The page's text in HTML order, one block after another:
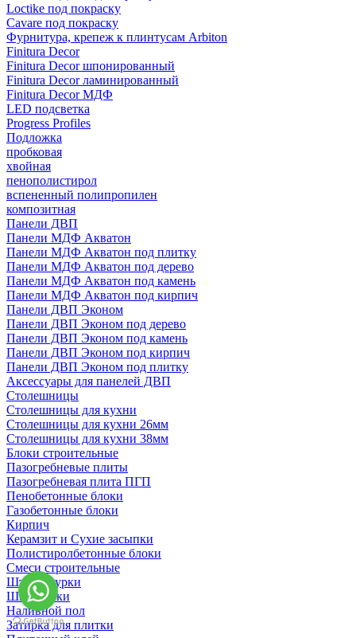
Loctike под покраску
Cavare под покраску
Фурнитура, крепеж к плинтусам Arbiton
Finitura Decor
Finitura Decor шпонированный
Finitura Decor ламинированный
Finitura Decor МДФ
LED подсветка
Progress Profiles
Подложка
пробковая
хвойная
пенополистирол
вспененный полипропилен
композитная
Панели ДВП
Панели МДФ Акватон
Панели МДФ Акватон под плитку
Панели МДФ Акватон под дерево
Панели МДФ Акватон под камень
Панели МДФ Акватон под кирпич
Панели ДВП Эконом
Панели ДВП Эконом под дерево
Панели ДВП Эконом под камень
Панели ДВП Эконом под кирпич
Панели ДВП Эконом под плитку
Аксессуары для панелей ДВП
Столешницы
Столешницы для кухни
Столешницы для кухни 26мм
Столешницы для кухни 38мм
Блоки строительные
Пазогребневые плиты
Пазогребневая плита ПГП
Пенобетонные блоки
Газобетонные блоки
Кирпич
Керамзит и Сухие засыпки
Полистиролбетонные блоки
Смеси строительные
Штукартурки
Шпаклевки
Наливной пол
Затирка для плитки